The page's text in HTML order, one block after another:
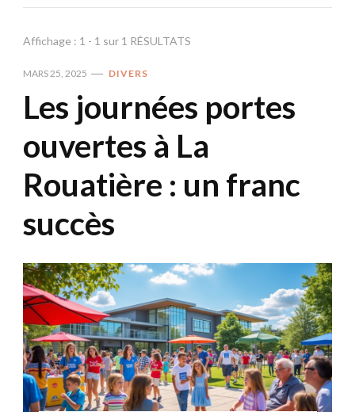
Affichage : 1 - 1 sur 1 RÉSULTATS
MARS 25, 2025 DIVERS
Les journées portes
ouvertes à La
Rouatière : un franc
succès